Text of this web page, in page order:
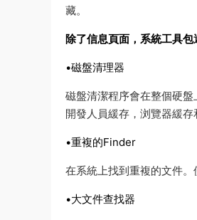
藏。
除了信息頁面，系統工具包
•磁盤清理器
磁盤清潔程序會在整個硬
開發人員緩存，浏覽器緩存
•重複的Finder
在系統上找到重複的文件。
•大文件查找器